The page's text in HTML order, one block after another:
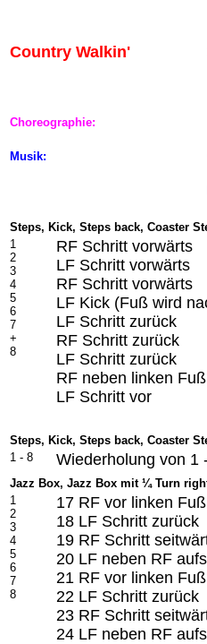
Country Walkin'
Choreographie:
Musik:
Steps, Kick, Steps back, Coaster
1
2
3
4
5
6
7
+
8
RF Schritt vorwärts
LF Schritt vorwärts
RF Schritt vorwärts
LF Kick (Fuß wird
LF Schritt zurück
RF Schritt zurück
LF Schritt zurück
RF neben linken Fuß
LF Schritt vor
Steps, Kick, Steps back, Coaster
1 - 8
Wiederholung von 1
Jazz Box, Jazz Box mit ¼ Turn
1
2
3
4
5
6
7
8
17 RF vor linken
18 LF Schritt zurück
19 RF Schritt
20 LF neben RF
21 RF vor linken
22 LF Schritt zurück
23 RF Schritt
24 LF neben RF